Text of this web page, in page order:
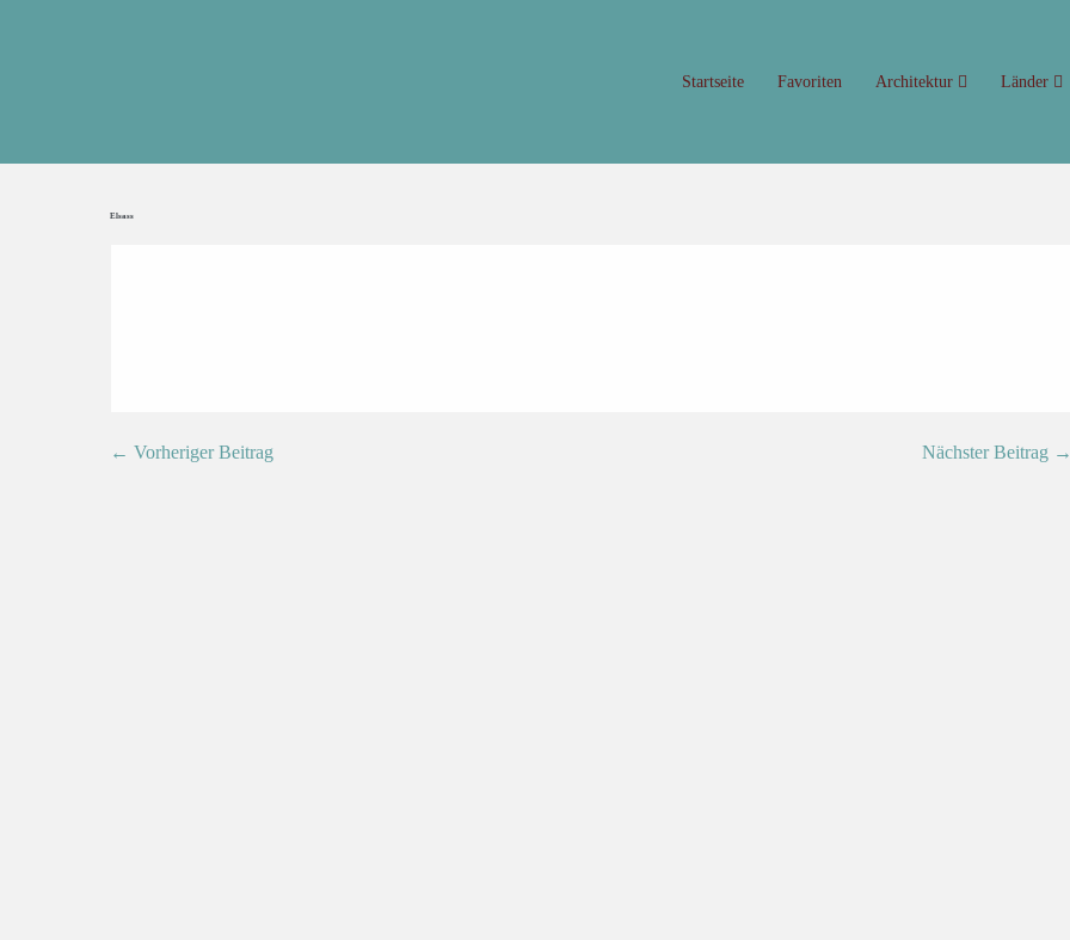
Startseite Favoriten Architektur Länder
Elsass
← Vorheriger Beitrag Nächster Beitrag →